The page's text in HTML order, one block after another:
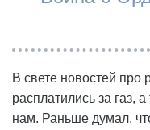
В свете новостей
расплатились за газ,
нам. Раньше думал,